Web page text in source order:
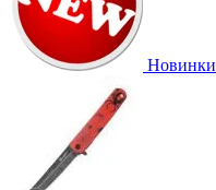
Новинки